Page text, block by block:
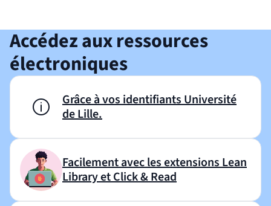
Accédez aux ressources
électroniques
Grâce à vos identifiants Université
de Lille.
Facilement avec les extensions Lean
Library et Click & Read